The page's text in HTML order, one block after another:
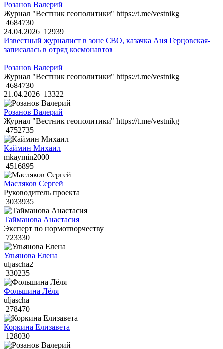
Розанов Валерий
Журнал "Вестник геополитики" https://t.me/vestnikg
4684730
24.04.2026 12939
Известный журналист в зоне СВО, казачка Аня Герцовская-
записалась в отряд космонавтов
Розанов Валерий
Журнал "Вестник геополитики" https://t.me/vestnikg
4684730
21.04.2026 13322
Розанов Валерий
Журнал "Вестник геополитики" https://t.me/vestnikg
4752735
Каймин Михаил
mkaymin2000
4516895
Масляков Сергей
Руководитель проекта
3033935
Тайманова Анастасия
Эксперт по нормотворчеству
723330
Ульянова Елена
uljascha2
330235
Фольшина Лёля
uljascha
278470
Коркина Елизавета
128030